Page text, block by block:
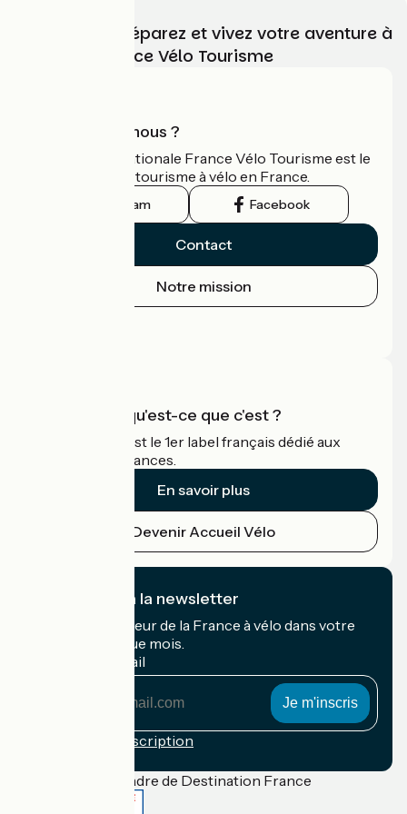
Choisissez, préparez et vivez votre aventure à
vélo avec France Vélo Tourisme
Qui sommes-nous ?
L'association nationale France Vélo Tourisme est le
guide officiel du tourisme à vélo en France.
Instagram Facebook
Contact
Notre mission
Accueil Vélo qu'est-ce que c'est ?
Accueil Vélo c'est le 1er label français dédié aux
cyclistes en vacances.
En savoir plus
Devenir Accueil Vélo
Je m'abonne à la newsletter
Recevez le meilleur de la France à vélo dans votre
boîte mail chaque mois.
Mon adresse mail
Conditions d'inscription
Financé dans le cadre de Destination France